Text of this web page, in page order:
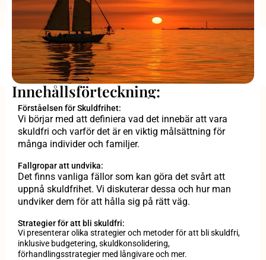
Innehållsförteckning:
Förståelsen för Skuldfrihet:
Vi börjar med att definiera vad det innebär att vara
skuldfri och varför det är en viktig målsättning för
många individer och familjer.
Fallgropar att undvika:
Det finns vanliga fällor som kan göra det svårt att
uppnå skuldfrihet. Vi diskuterar dessa och hur man
undviker dem för att hålla sig på rätt väg.
Strategier för att bli skuldfri:
Vi presenterar olika strategier och metoder för att bli skuldfri,
inklusive budgetering, skuldkonsolidering,
förhandlingsstrategier med långivare och mer.